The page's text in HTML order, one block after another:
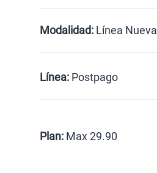
Modalidad: Línea Nueva
Celular liberado
Línea: Postpago
Plan: Max 29.90